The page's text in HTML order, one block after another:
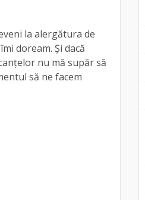
la alergătura de
doream. Și dacă
nu mă supăr să
să ne facem